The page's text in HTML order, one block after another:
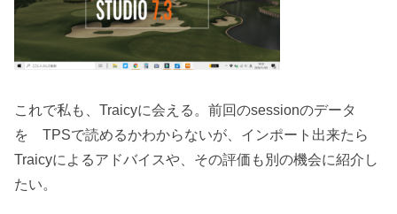
これで私も、Traicyに会える。前回のsessionのデータ
を TPSで読めるかわからないが、インポート出来たら
Traicyによるアドバイスや、その評価も別の機会に紹介し
たい。